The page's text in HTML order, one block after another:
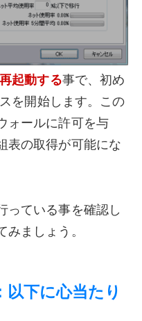
起動する事で、初め
を開始します。この
ォールに許可を与
表の取得が可能にな
っている事を確認し
みましょう。
下に心当たり